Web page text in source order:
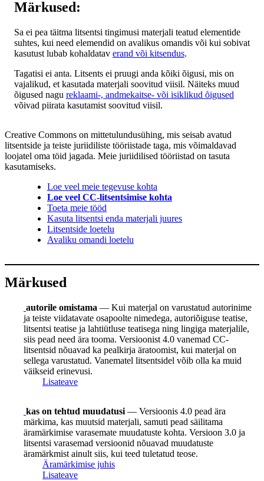
Märkused:
Sa ei pea täitma litsentsi tingimusi materjali teatud elementide
suhtes, kui need elemendid on avalikus omandis või kui sobivat
kasutust lubab kohaldatav erand või kitsendus.
Tagatisi ei anta. Litsents ei pruugi anda kõiki õigusi, mis on
vajalikud, et kasutada materjali soovitud viisil. Näiteks muud
õigused nagu reklaami-, andmekaitse- või isiklikud õigused
võivad piirata kasutamist soovitud viisil.
Creative Commons on mittetulundusühing, mis seisab avatud
litsentside ja teiste juriidiliste tööriistade taga, mis võimaldavad
loojatel oma töid jagada. Meie juriidilised tööriistad on tasuta
kasutamiseks.
Loe veel meie tegevuse kohta
Loe veel CC-litsentsimise kohta
Toeta meie tööd
Kasuta litsentsi enda materjali juures
Litsentside loetelu
Avaliku omandi loetelu
Märkused
autorile omistama — Kui materjal on varustatud autorinime
ja teiste viidatavate osapoolte nimedega, autoriõiguse teatise,
litsentsi teatise ja lahtiütluse teatisega ning lingiga materjalile,
siis pead need ära tooma. Versioonist 4.0 vanemad CC-
litsentsid nõuavad ka pealkirja äratoomist, kui materjal on
sellega varustatud. Vanematel litsentsidel võib olla ka muid
väikseid erinevusi.
Lisateave
kas on tehtud muudatusi — Versioonis 4.0 pead ära
märkima, kas muutsid materjali, samuti pead säilitama
äramärkimise varasemate muudatuste kohta. Versioon 3.0 ja
litsentsi varasemad versioonid nõuavad muudatuste
äramärkmist ainult siis, kui teed tuletatud teose.
Äramärkimise juhis
Lisateave